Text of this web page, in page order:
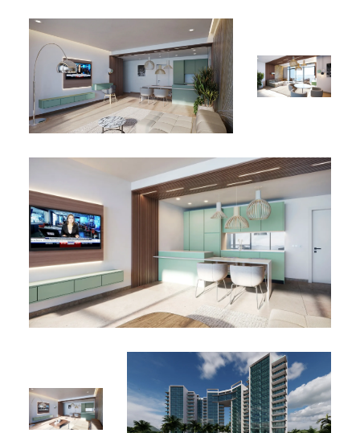
Frontière française et Marigot accessibles
Pourquoi ce dossier
Prix d’acquisition sur plan, avant valorisation finale
Forte demande locative touristique sur Cupecoy
4U Real Estate est l’agent officiel exclusif d’Aqua
Resort
Livraison fin 2026 – Plans détaillés, calendrier de
paiement et état des disponibilités sur demande auprès
de4U Real Estate